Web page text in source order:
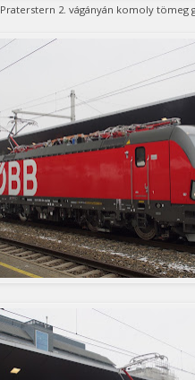
Praterstern 2. vágányán komoly tömeg